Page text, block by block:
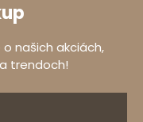
našich akciách,
trendoch!